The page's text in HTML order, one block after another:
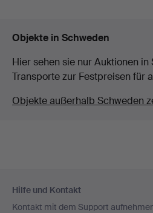
Objekte in Schweden
Hier sehen sie nur Auktionen
Transporte zur Festpreisen für
Objekte außerhalb Schweden
Navigation
Hilfe und Kontakt
Kontakt mit dem Support